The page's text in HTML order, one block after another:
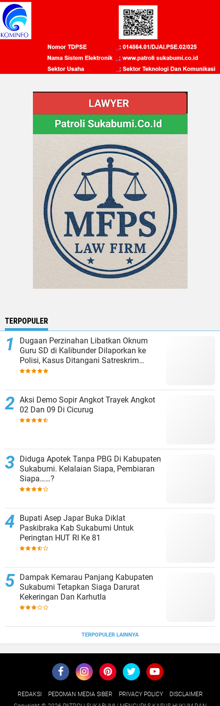
TERPOPULER
Dugaan Perzinahan Libatkan Oknum
Guru SD di Kalibunder Dilaporkan ke
Polisi, Kasus Ditangani Satreskrim
Polres Sukabumi
Aksi Demo Sopir Angkot Trayek Angkot
02 Dan 09 Di Cicurug
Diduga Apotek Tanpa PBG Di Kabupaten
Sukabumi. Kelalaian Siapa, Pembiaran
Siapa……?
Bupati Asep Japar Buka Diklat
Paskibraka Kab Sukabumi Untuk
Peringtan HUT RI Ke 81
Dampak Kemarau Panjang Kabupaten
Sukabumi Tetapkan Siaga Darurat
Kekeringan Dan Karhutla
TERPOPULER LAINNYA
REDAKSI PEDOMAN MEDIA SIBER PRIVACY POLICY
DISCLAIMER